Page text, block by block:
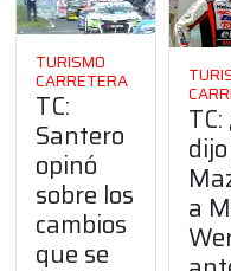
TURISMO
CARRETERA
TC:
Santero
opinó
sobre los
cambios
que se
a